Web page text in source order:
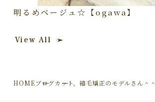
明るめベージュ☆【ogawa】
View All
HOMEブログカット、縮毛矯正のモデルさん＾＾